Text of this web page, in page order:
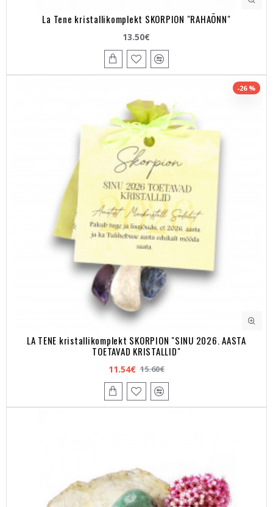
La Tene kristallikomplekt SKORPION "RAHAÕNN"
13.50€
-26 %
LA TENE kristallikomplekt SKORPION "SINU 2026. AASTA
TOETAVAD KRISTALLID"
11.54€ 15.60€